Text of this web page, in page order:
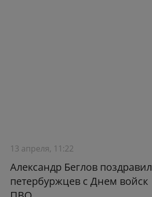
13 апреля, 11:22
Александр Беглов поздравил
петербуржцев с Днем войск